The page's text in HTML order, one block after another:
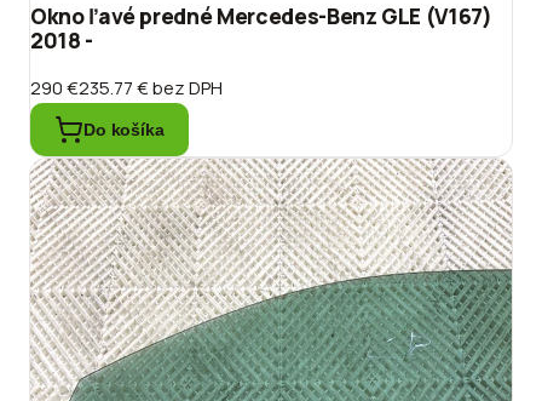
Okno ľavé predné Mercedes-Benz GLE (V167)
2018 -
290 €235.77 €bez DPH
Do košíka